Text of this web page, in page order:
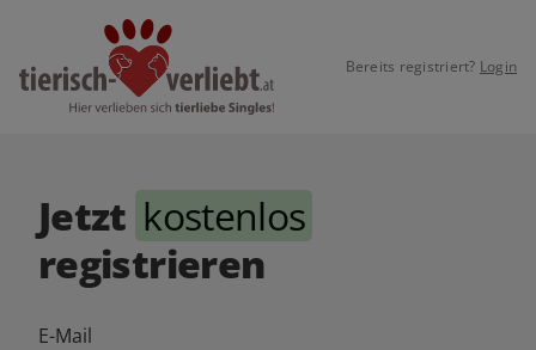
Bereits registriert? Login
Jetzt kostenlos
registrieren
E-Mail